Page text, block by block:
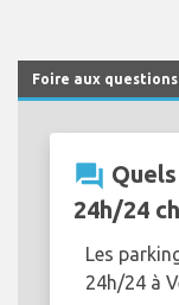
Foire aux
question_answer
24h/24
Les
24h/24 à